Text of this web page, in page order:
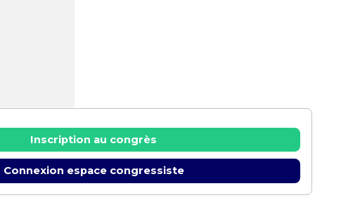
Inscription au congrès
Connexion espace congressiste